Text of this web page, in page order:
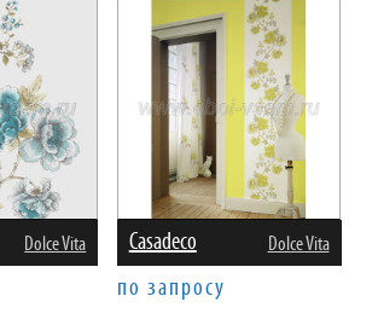
Dolce Vita Casadeco Dolce Vita
по запросу